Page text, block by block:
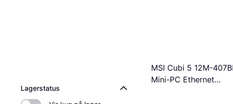
Lagerstatus
MSI Cubi 5 12M-
Mini-PC Ethernet